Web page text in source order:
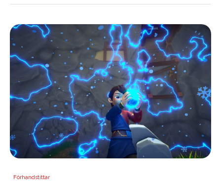
Förhandstittar